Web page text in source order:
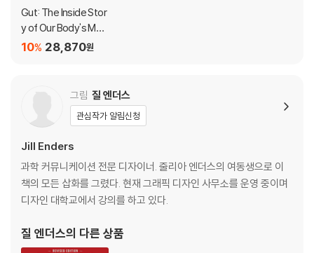
metimes the best perspective is to look inward—at our own p
hysicality. For thousands of years, our bodies have faced chall
enges and found their own unique ways to overcome them. W
In her new book, internationally renowned medical expert and
star of Netflix’s Hack Your Health Giulia Enders embarks on a jo
urney of discovery into our inner workings, raising fundamenta
l questions:
- What can the immune system teach us about security?
- How does the process of wound-healing inform our underst
- What do we truly need to thrive?
- What are we capable of when we achieve peak health?
Gut: The Inside Stor
y of Our Body's Mos
t Underrated Organ
28,870원
10%
그림 질 엔더스
관심작가 알림신청
Jill Enders
과학 커뮤니케이션 전문 디자이너. 줄리아 엔더스의 여동생으로 이
책의 모든 삽화를 그렸다. 현재 그래픽 디자인 사무소를 운영 중이며
디자인 대학교에서 강의를 하고 있다.
질 엔더스의 다른 상품